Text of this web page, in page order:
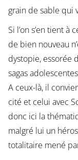
grain de sable qui
Si l’on s’en tient
de bien nouveau
dystopie, essorée
sagas
A ceux-là, il
cité et celui avec
donc ici la
malgré lui un
totalitaire mené